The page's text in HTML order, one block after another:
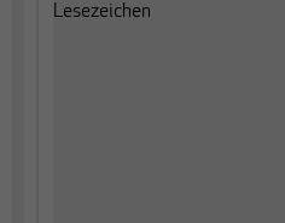
Lesezeichen